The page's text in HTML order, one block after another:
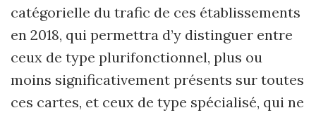
catégorielle du trafic de ces établissements
en 2018, qui permettra d’y distinguer entre
ceux de type plurifonctionnel, plus ou
moins significativement présents sur toutes
ces cartes, et ceux de type spécialisé, qui ne